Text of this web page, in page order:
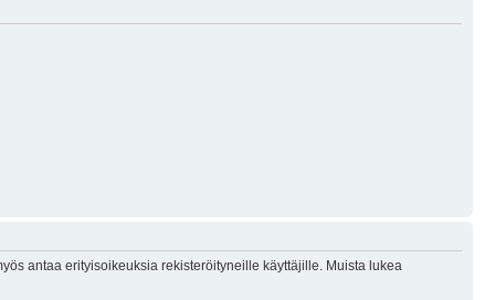
antaa erityisoikeuksia rekisteröityneille käyttäjille. Muista lukea